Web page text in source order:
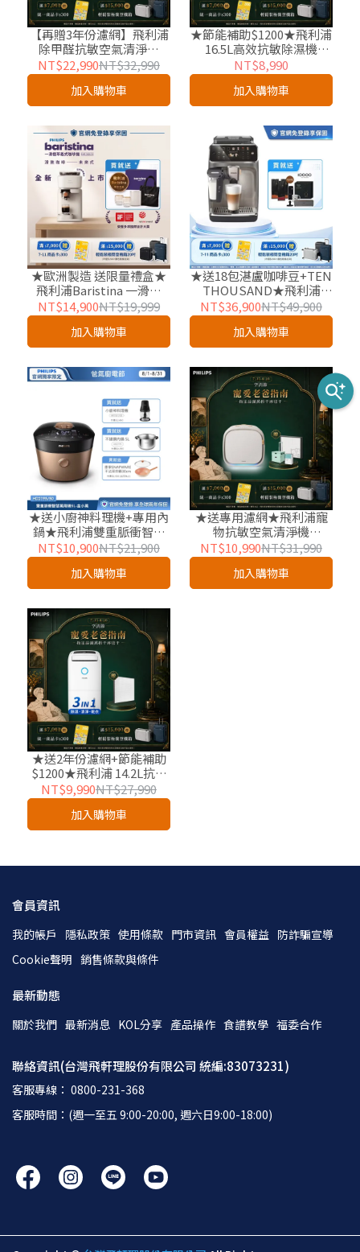
【再贈3年份濾網】飛利浦
除甲醛抗敏空氣清淨機
AC4221/81-適用28坪
NT$22,990NT$32,990
加入購物車
★節能補助$1200★飛利浦
16.5L高效抗敏除濕機
(DE3306/81)-適用20坪
NT$8,990
加入購物車
★歐洲製造 送限量禮盒★
飛利浦Baristina 一滑即
萃．義式咖啡機
(BAR302/20)
NT$14,900NT$19,999
加入購物車
★送18包湛盧咖啡豆+TEN
THOUSAND★飛利浦
LatteGo 雙溫萃取全自動
義式咖啡機-暮霧灰
(EP5548/62)
NT$36,900NT$49,900
加入購物車
★送小廚神料理機+專用內
鍋★飛利浦雙重脈衝智慧
萬用鍋5L-金小萬
(HD2195/50)
NT$10,900NT$21,900
加入購物車
★送專用濾網★飛利浦寵
物抗敏空氣清淨機
(AC3360/80)-適用15坪-毛
小奈Lite
NT$10,990NT$31,990
加入購物車
★送2年份濾網+節能補助
$1200★飛利浦 14.2L抗敏
清淨除濕機(DE5306/80)-
適用18坪-雲朵白
NT$9,990NT$27,990
加入購物車
會員資訊
我的帳戶 隱私政策 使用條款 門市資訊 會員權益 防詐騙宣導
Cookie聲明 銷售條款與條件
最新動態
關於我們 最新消息 KOL分享 產品操作 食譜教學 福委合作
聯絡資訊(台灣飛軒理股份有限公司 統編:83073231)
客服專線： 0800-231-368
客服時間：(週一至五 9:00-20:00, 週六日9:00-18:00)